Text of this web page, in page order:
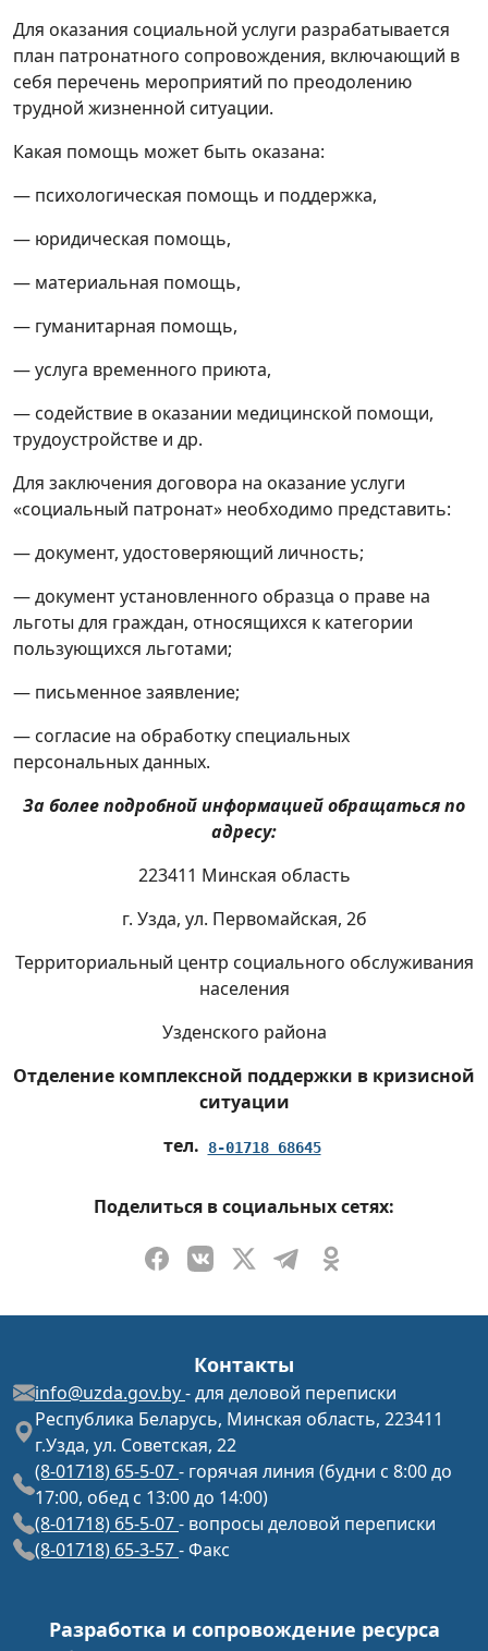
Для оказания социальной услуги разрабатывается
план патронатного сопровождения, включающий в
себя перечень мероприятий по преодолению
трудной жизненной ситуации.
Какая помощь может быть оказана:
— психологическая помощь и поддержка,
— юридическая помощь,
— материальная помощь,
— гуманитарная помощь,
— услуга временного приюта,
— содействие в оказании медицинской помощи,
трудоустройстве и др.
Для заключения договора на оказание услуги
«социальный патронат» необходимо представить:
— документ, удостоверяющий личность;
— документ установленного образца о праве на
льготы для граждан, относящихся к категории
пользующихся льготами;
— письменное заявление;
— согласие на обработку специальных
персональных данных.
За более подробной информацией обращаться по
адресу:
223411 Минская область
г. Узда, ул. Первомайская, 2б
Территориальный центр социального обслуживания
населения
Узденского района
Отделение комплексной поддержки в кризисной
ситуации
тел.
8-01718 68645
Поделиться в социальных сетях:
Долговременный уход
Услуги в замещающей семье
(услуги няни)
Услуги на основании договоров
иждивением
осуществляющих уход за
нетрудоспособными гражданами,
навыкам ухода
Отделение социальной реабилитации,
абилитации инвалидов
социальной реабилитации для
инвалидов и физически ослабленных
лиц
Памятка-алгоритм ГУЗО КТ ЦКРО
Услуга персонального ассистента
Гостиница выходного дня
Гарантии семьям с детьми-
инвалидами
Контакты
info@uzda.gov.by- для деловой переписки
Республика Беларусь, Минская область, 223411
г.Узда, ул. Советская, 22
(8-01718) 65-5-07- горячая линия (будни с 8:00 до
17:00, обед с 13:00 до 14:00)
(8-01718) 65-5-07- вопросы деловой переписки
(8-01718) 65-3-57- Факс
Разработка и сопровождение ресурса